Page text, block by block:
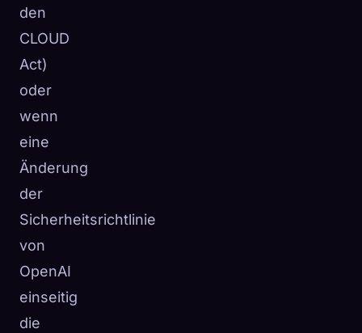
den
CLOUD
Act)
oder
wenn
eine
Änderung
der
Sicherheitsrichtlinie
von
OpenAI
einseitig
die